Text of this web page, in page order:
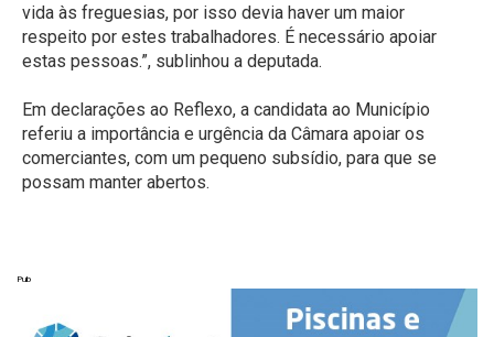
vida às freguesias, por isso devia haver um maior
respeito por estes trabalhadores. É necessário apoiar
estas pessoas.”, sublinhou a deputada.
Em declarações ao Reflexo, a candidata ao Município
referiu a importância e urgência da Câmara apoiar os
comerciantes, com um pequeno subsídio, para que se
possam manter abertos.
Pub